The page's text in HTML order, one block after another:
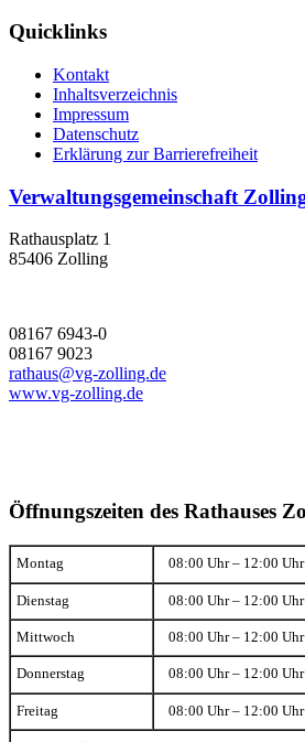
Quicklinks
Kontakt
Inhaltsverzeichnis
Impressum
Datenschutz
Erklärung zur Barrierefreiheit
Verwaltungsgemeinschaft
Rathausplatz 1
85406 Zolling
08167 6943-0
08167 9023
rathaus@vg-zolling.de
www.vg-zolling.de
Öffnungszeiten des Rathauses
Montag 08:00 Uhr – 12:00 Uhr
Dienstag 08:00 Uhr – 12:00 Uhr
Mittwoch 08:00 Uhr – 12:00 Uhr
Donnerstag 08:00 Uhr – 12:00 Uhr
Freitag 08:00 Uhr – 12:00 Uhr